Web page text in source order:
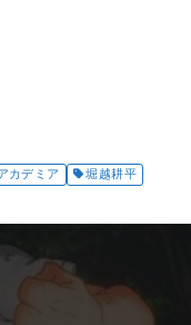
カデミア
堀越耕平